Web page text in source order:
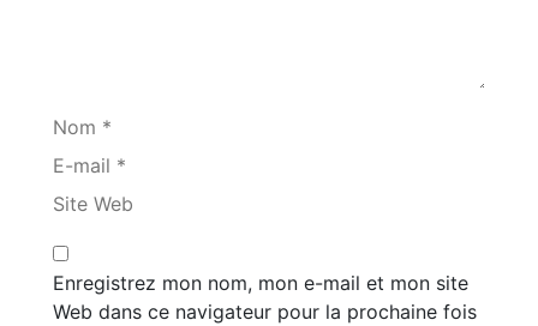
Nom *
E-mail *
Site Web
Enregistrez mon nom, mon e-mail et mon site
Web dans ce navigateur pour la prochaine fois